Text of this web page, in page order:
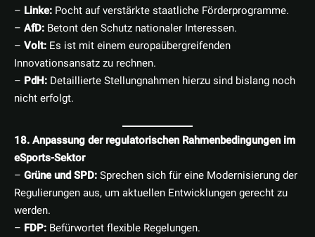
– Linke: Pocht auf verstärkte staatliche Förderprogramme.
– AfD: Betont den Schutz nationaler Interessen.
– Volt: Es ist mit einem europaübergreifenden
Innovationsansatz zu rechnen.
– PdH: Detaillierte Stellungnahmen hierzu sind bislang noch
nicht erfolgt.
18. Anpassung der regulatorischen Rahmenbedingungen im
eSports-Sektor
– Grüne und SPD:Sprechen sich für eine Modernisierung der
Regulierungen aus, um aktuellen Entwicklungen gerecht zu
werden.
– FDP: Befürwortet flexible Regelungen.